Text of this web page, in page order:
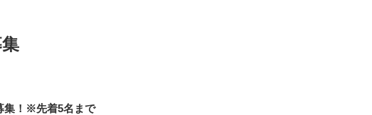
集！※先着5名まで